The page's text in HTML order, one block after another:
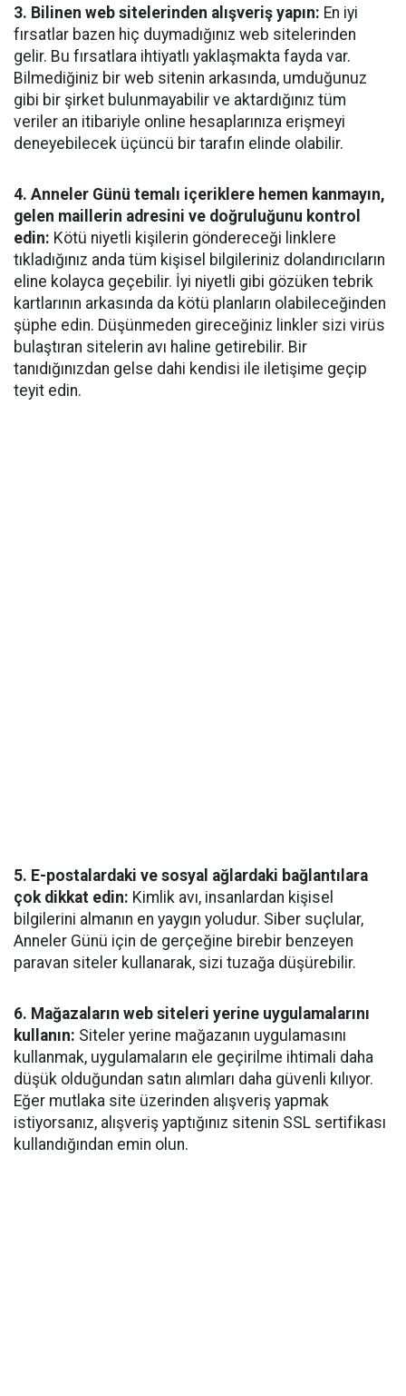
3. Bilinen web sitelerinden alışveriş yapın: En iyi
fırsatlar bazen hiç duymadığınız web sitelerinden
gelir. Bu fırsatlara ihtiyatlı yaklaşmakta fayda var.
Bilmediğiniz bir web sitenin arkasında, umduğunuz
gibi bir şirket bulunmayabilir ve aktardığınız tüm
veriler an itibariyle online hesaplarınıza erişmeyi
deneyebilecek üçüncü bir tarafın elinde olabilir.
4. Anneler Günü temalı içeriklere hemen kanmayın,
gelen maillerin adresini ve doğruluğunu kontrol
edin: Kötü niyetli kişilerin göndereceği linklere
tıkladığınız anda tüm kişisel bilgileriniz dolandırıcıların
eline kolayca geçebilir. İyi niyetli gibi gözüken tebrik
kartlarının arkasında da kötü planların olabileceğinden
şüphe edin. Düşünmeden gireceğiniz linkler sizi virüs
bulaştıran sitelerin avı haline getirebilir. Bir
tanıdığınızdan gelse dahi kendisi ile iletişime geçip
teyit edin.
5. E-postalardaki ve sosyal ağlardaki bağlantılara
çok dikkat edin: Kimlik avı, insanlardan kişisel
bilgilerini almanın en yaygın yoludur. Siber suçlular,
Anneler Günü için de gerçeğine birebir benzeyen
paravan siteler kullanarak, sizi tuzağa düşürebilir.
6. Mağazaların web siteleri yerine uygulamalarını
kullanın: Siteler yerine mağazanın uygulamasını
kullanmak, uygulamaların ele geçirilme ihtimali daha
düşük olduğundan satın alımları daha güvenli kılıyor.
Eğer mutlaka site üzerinden alışveriş yapmak
istiyorsanız, alışveriş yaptığınız sitenin SSL sertifikası
kullandığından emin olun.